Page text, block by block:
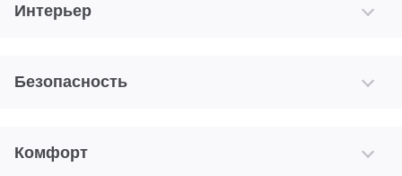
Интерьер
Безопасность
Комфорт